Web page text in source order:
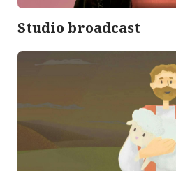
Studio broadcast